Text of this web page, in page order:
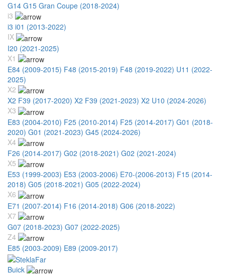
G14 G15 Gran Coupe (2018-2024)
i3
i3 i01 (2013-2022)
IX
I20 (2021-2025)
X1
E84 (2009-2015) F48 (2015-2019) F48 (2019-2022) U11 (2022-
2025)
X2
X2 F39 (2017-2020) X2 F39 (2021-2023) X2 U10 (2024-2026)
X3
E83 (2004-2010) F25 (2010-2014) F25 (2014-2017) G01 (2018-
2020) G01 (2021-2023) G45 (2024-2026)
X4
F26 (2014-2017) G02 (2018-2021) G02 (2021-2024)
X5
E53 (1999-2003) E53 (2003-2006) E70-(2006-2013) F15 (2014-
2018) G05 (2018-2021) G05 (2022-2024)
X6
E71 (2007-2014) F16 (2014-2018) G06 (2018-2022)
X7
G07 (2018-2023) G07 (2022-2025)
Z4
E85 (2003-2009) E89 (2009-2017)
Buick